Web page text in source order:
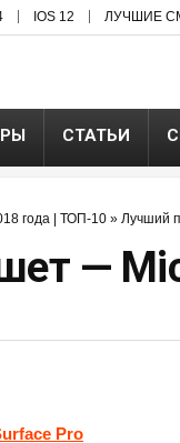
IOS 12 ЛУЧШИЕ
СТАТЬИ
года | ТОП-10 » Лучший
—